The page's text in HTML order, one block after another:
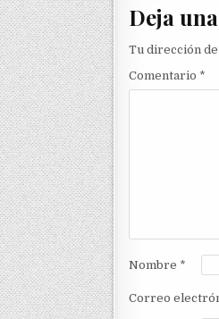
Deja
Tu dirección
Comentario *
Nombre *
Correo